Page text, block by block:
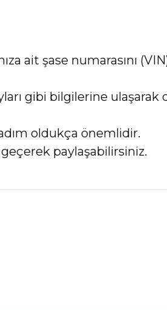
ait şase numarasını
gibi bilgilerine
oldukça önemlidir.
paylaşabilirsiniz.